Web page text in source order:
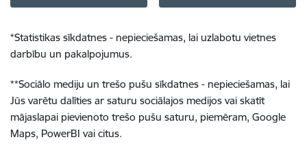
*Statistikas sīkdatnes - nepieciešamas, lai uzlabotu vietnes
darbību un pakalpojumus.
**Sociālo mediju un trešo pušu sīkdatnes - nepieciešamas, lai
Jūs varētu dalīties ar saturu sociālajos medijos vai skatīt
mājaslapai pievienoto trešo pušu saturu, piemēram, Google
Maps, PowerBI vai citus.